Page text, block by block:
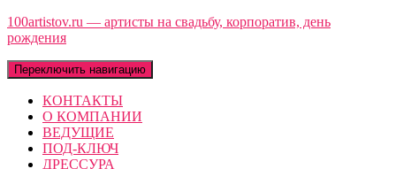
100artistov.ru — артисты на свадьбу, корпоратив, день
рождения
Переключить навигацию
КОНТАКТЫ
О КОМПАНИИ
ВЕДУЩИЕ
ПОД-КЛЮЧ
ДРЕССУРА